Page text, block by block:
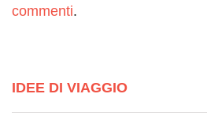
commenti.
IDEE DI VIAGGIO